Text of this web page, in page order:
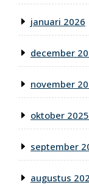
januari 2026
december
november
oktober 2025
september
augustus